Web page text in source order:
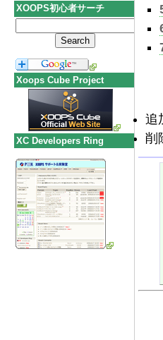
追
削
XOOPS初心者サーチ
Xoops Cube Project
XC Developers Ring